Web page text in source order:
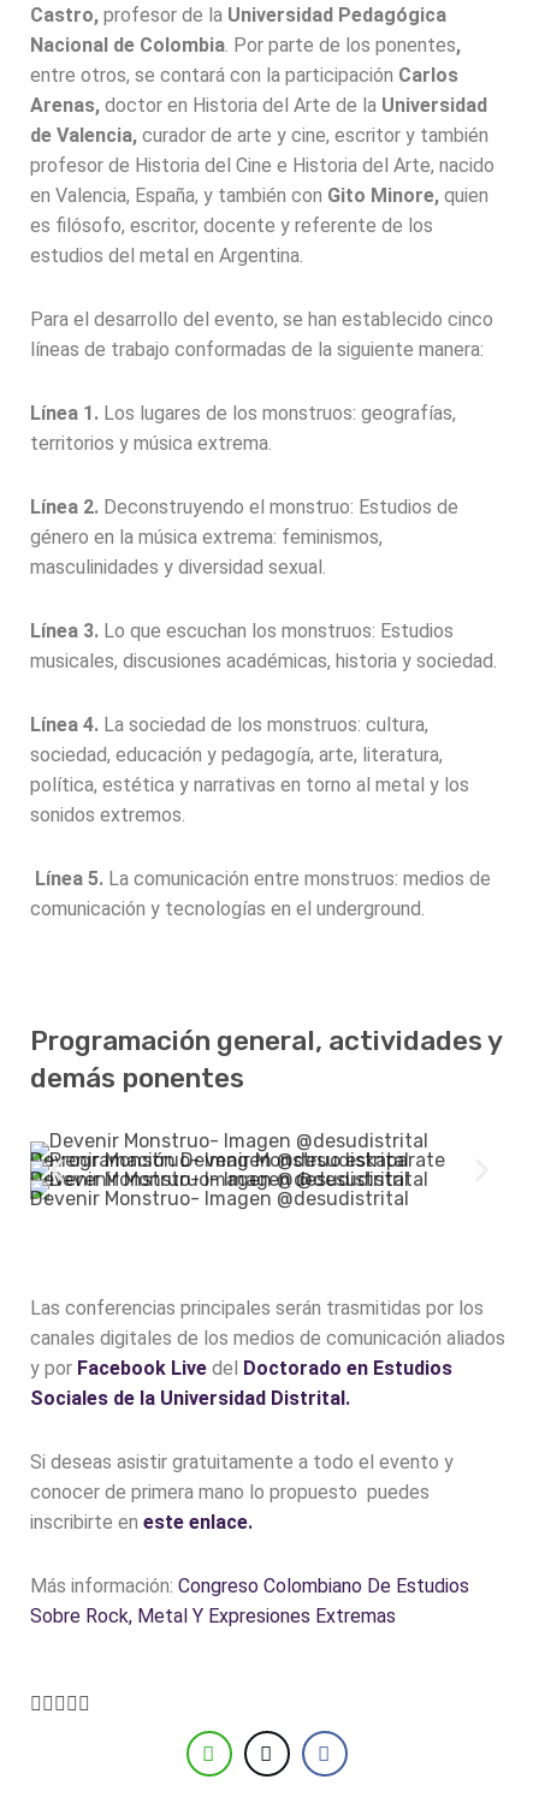
Castro, profesor de la Universidad Pedagógica
Nacional de Colombia. Por parte de los ponentes,
entre otros, se contará con la participación Carlos
Arenas, doctor en Historia del Arte de la Universidad
de Valencia, curador de arte y cine, escritor y también
profesor de Historia del Cine e Historia del Arte, nacido
en Valencia, España, y también con Gito Minore, quien
es filósofo, escritor, docente y referente de los
estudios del metal en Argentina.
Para el desarrollo del evento, se han establecido cinco
líneas de trabajo conformadas de la siguiente manera:
Línea 1. Los lugares de los monstruos: geografías,
territorios y música extrema.
Línea 2. Deconstruyendo el monstruo: Estudios de
género en la música extrema: feminismos,
masculinidades y diversidad sexual.
Línea 3. Lo que escuchan los monstruos: Estudios
musicales, discusiones académicas, historia y sociedad.
Línea 4. La sociedad de los monstruos: cultura,
sociedad, educación y pedagogía, arte, literatura,
política, estética y narrativas en torno al metal y los
sonidos extremos.
Línea 5. La comunicación entre monstruos: medios de
comunicación y tecnologías en el underground.
Programación general, actividades y
demás ponentes
Devenir Monstruo- Imagen @desudistrital
Devenir Monstruo- Imagen @desudistrital
Devenir Monstruo- Imagen @desudistrital
Las conferencias principales serán trasmitidas por los
canales digitales de los medios de comunicación aliados
y por Facebook Live del Doctorado en Estudios
Sociales de la Universidad Distrital.
Si deseas asistir gratuitamente a todo el evento y
conocer de primera mano lo propuesto puedes
inscribirte en este enlace.
Más información: Congreso Colombiano De Estudios
Sobre Rock, Metal Y Expresiones Extremas
